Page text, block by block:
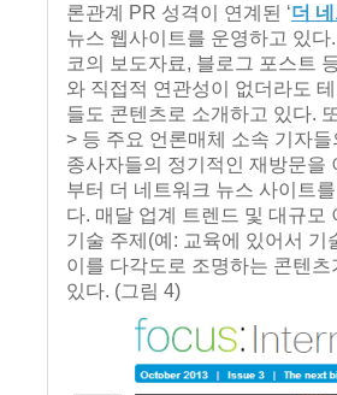
론관계 PR 성격이 연계된 ‘더
뉴스 웹사이트를 운영하고 있
코의 보도자료, 블로그 포스트
와 직접적 연관성이 없더라도
들도 콘텐츠로 소개하고 있다.
> 등 주요 언론매체 소속 기자
종사자들의 정기적인 재방문을
부터 더 네트워크 뉴스 사이트
다. 매달 업계 트렌드 및 대규모
기술 주제(예: 교육에 있어서
이를 다각도로 조명하는 콘텐츠
있다. (그림 4)